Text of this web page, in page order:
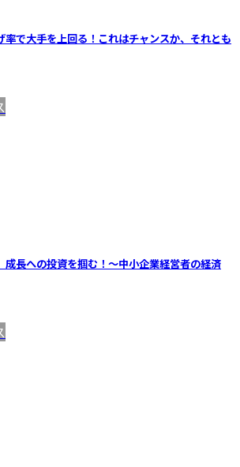
率で大手を上回る！これはチャンスか、それとも
成長への投資を掴む！～中小企業経営者の経済